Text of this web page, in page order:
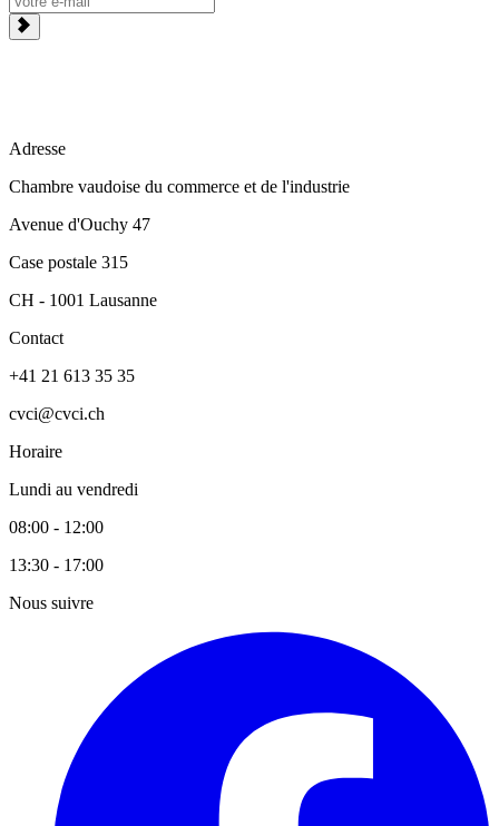
Adresse
Chambre vaudoise du commerce et de l'industrie
Avenue d'Ouchy 47
Case postale 315
CH - 1001 Lausanne
Contact
+41 21 613 35 35
cvci@cvci.ch
Horaire
Lundi au vendredi
08:00 - 12:00
13:30 - 17:00
Nous suivre